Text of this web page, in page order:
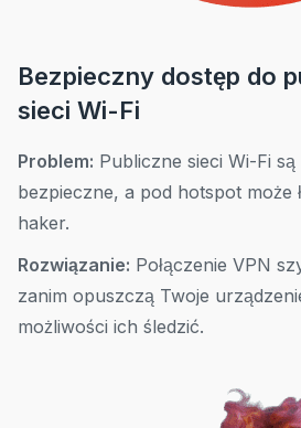
Bezpieczny dostęp do
sieci Wi-Fi
Problem: Publiczne sieci Wi-Fi
bezpieczne, a pod hotspot może
haker.
Rozwiązanie: Połączenie VPN
zanim opuszczą Twoje
możliwości ich śledzić.